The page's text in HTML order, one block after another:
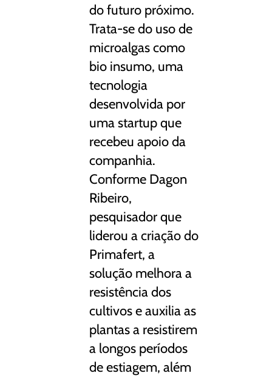
do futuro próximo.
Trata-se do uso de
microalgas como
bio insumo, uma
tecnologia
desenvolvida por
uma startup que
recebeu apoio da
companhia.
Conforme Dagon
Ribeiro,
pesquisador que
liderou a criação do
Primafert, a
solução melhora a
resistência dos
cultivos e auxilia as
plantas a resistirem
a longos períodos
de estiagem, além